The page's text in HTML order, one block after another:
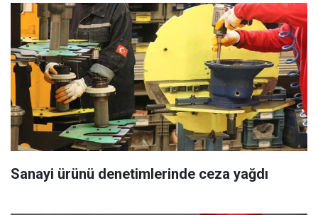
Sanayi ürünü denetimlerinde ceza yağdı